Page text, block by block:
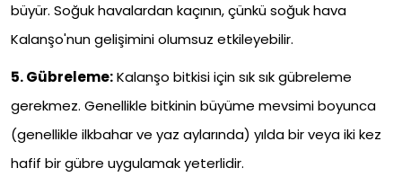
büyür. Soğuk havalardan kaçının, çünkü soğuk hava
Kalanşo'nun gelişimini olumsuz etkileyebilir.
5. Gübreleme:Kalanşo bitkisi için sık sık gübreleme
gerekmez. Genellikle bitkinin büyüme mevsimi boyunca
(genellikle ilkbahar ve yaz aylarında) yılda bir veya iki kez
hafif bir gübre uygulamak yeterlidir.